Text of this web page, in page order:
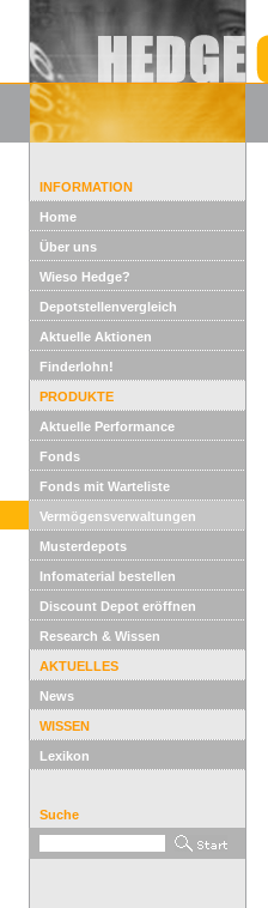
INFORMATION
Home
Über uns
Wieso Hedge?
Depotstellenvergleich
Aktuelle Aktionen
Finderlohn!
PRODUKTE
Aktuelle Performance
Fonds
Fonds mit Warteliste
Vermögensverwaltungen
Musterdepots
Infomaterial bestellen
Discount Depot eröffnen
Research & Wissen
AKTUELLES
News
WISSEN
Lexikon
Suche